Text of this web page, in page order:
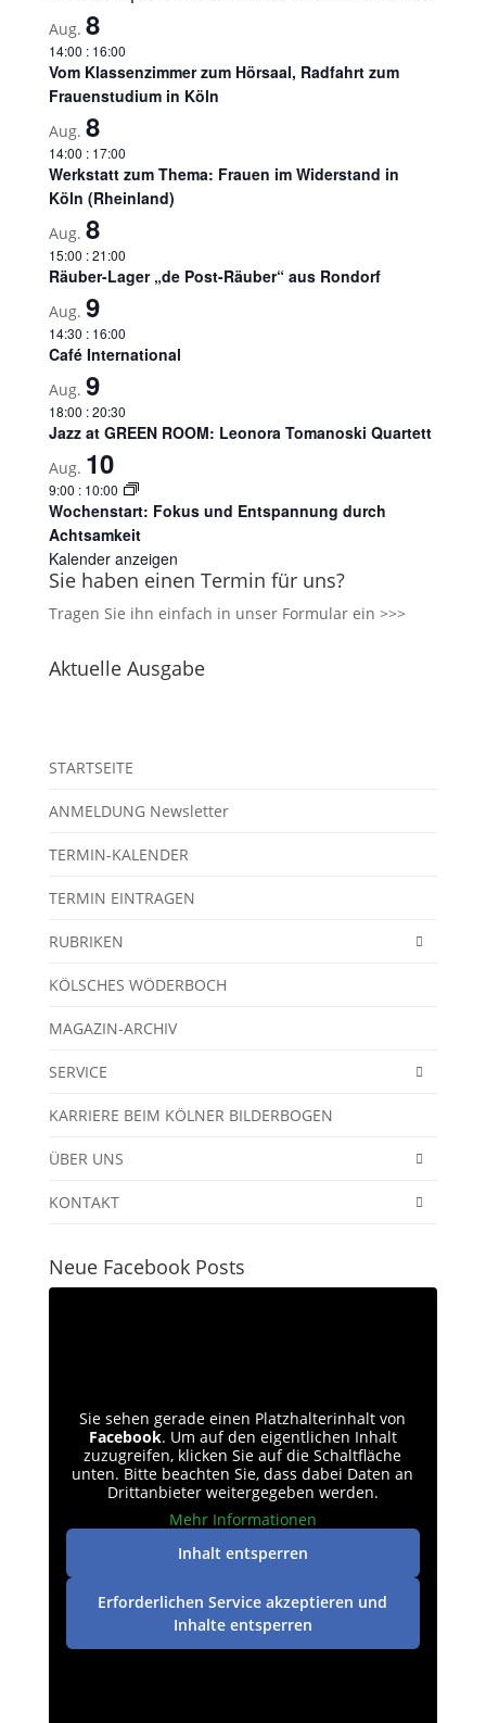
Aug. 8
14:00 : 16:00
Vom Klassenzimmer zum Hörsaal, Radfahrt zum
Frauenstudium in Köln
Aug. 8
14:00 : 17:00
Werkstatt zum Thema: Frauen im Widerstand in
Köln (Rheinland)
Aug. 8
15:00 :21:00
Räuber-Lager „de Post-Räuber“ aus Rondorf
Aug. 9
14:30 : 16:00
Café International
Aug. 9
18:00 :20:30
Jazz at GREEN ROOM: Leonora Tomanoski Quartett
Aug. 10
9:00 : 10:00
Wochenstart: Fokus und Entspannung durch
Achtsamkeit
Kalender anzeigen
Sie haben einen Termin für uns?
Tragen Sie ihn einfach in unser Formular ein >>>
Aktuelle Ausgabe
STARTSEITE
ANMELDUNG Newsletter
TERMIN-KALENDER
TERMIN EINTRAGEN
RUBRIKEN
KÖLSCHES WÖDERBOCH
MAGAZIN-ARCHIV
SERVICE
KARRIERE BEIM KÖLNER BILDERBOGEN
ÜBER UNS
KONTAKT
Neue Facebook Posts
Sie sehen gerade einen Platzhalterinhalt von
Facebook. Um auf den eigentlichen Inhalt
zuzugreifen, klicken Sie auf die Schaltfläche
unten. Bitte beachten Sie, dass dabei Daten an
Drittanbieter weitergegeben werden.
Mehr Informationen
Inhalt entsperren
Erforderlichen Service akzeptieren und
Inhalte entsperren